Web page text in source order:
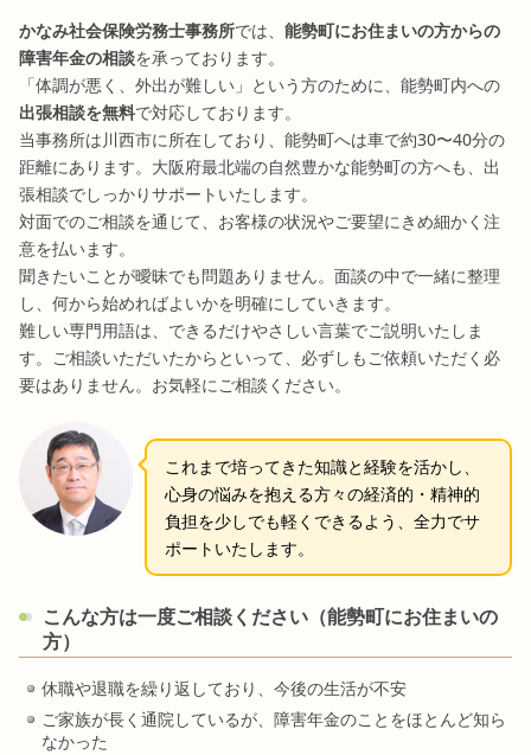
かなみ社会保険労務士事務所では、 能勢町にお住まいの方からの
障害年金の相談を承っております。
「体調が悪く、外出が難しい」という方のために、能勢町内への
出張相談を無料で対応しております。
当事務所は川西市に所在しており、能勢町へは車で約30〜40分の
距離にあります。大阪府最北端の自然豊かな能勢町の方へも、出
張相談でしっかりサポートいたします。
対面でのご相談を通じて、お客様の状況やご要望にきめ細かく注
意を払います。
聞きたいことが曖昧でも問題ありません。面談の中で一緒に整理
し、何から始めればよいかを明確にしていきます。
難しい専門用語は、できるだけやさしい言葉でご説明いたしま
す。ご相談いただいたからといって、必ずしもご依頼いただく必
要はありません。お気軽にご相談ください。
これまで培ってきた知識と経験を活かし、
心身の悩みを抱える方々の経済的・精神的
負担を少しでも軽くできるよう、全力でサ
ポートいたします。
こんな方は一度ご相談ください（能勢町にお住まいの
方）
休職や退職を繰り返しており、今後の生活が不安
ご家族が長く通院しているが、障害年金のことをほとんど知ら
なかった